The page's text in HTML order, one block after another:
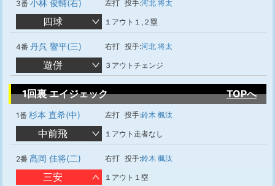
3番 小林 俊輔(右) 左打 投手:河北 将太
四球 １アウト１,２塁
4番 丹呉 響平(三) 右打 投手:河北 将太
遊併 ３アウトチェンジ
1回裏 エイジェック TOPへ
1番 杉本 直希(中) 左打 投手:鈴木 楓汰
中前飛 １アウト走者なし
2番 髙岡 佳将(二) 右打 投手:鈴木 楓汰
三安 １アウト１塁